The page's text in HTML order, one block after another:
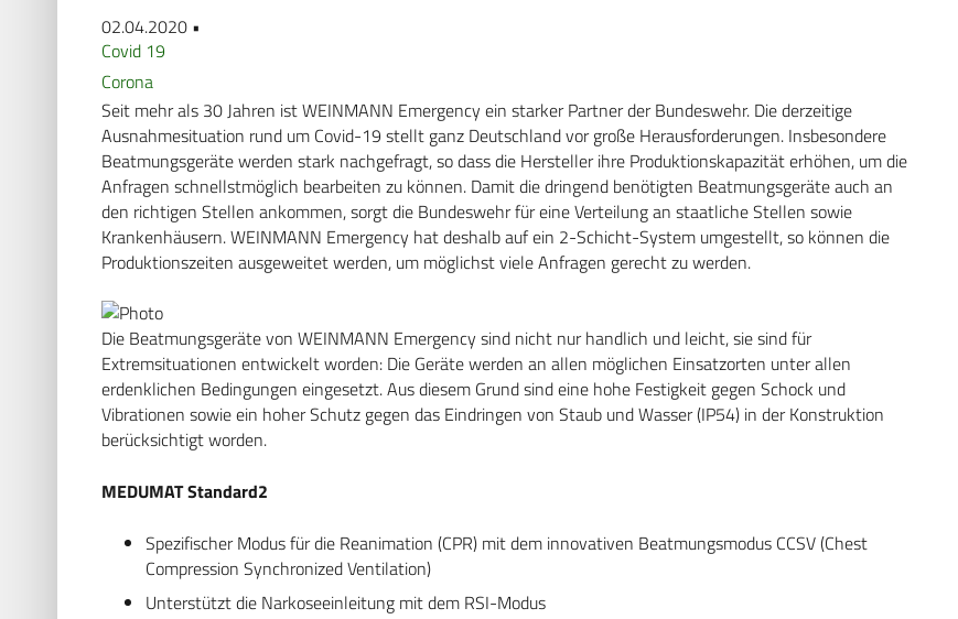
02.04.2020 •
Covid 19
Corona
Seit mehr als 30 Jahren ist WEINMANN Emergency ein starker Partner der Bundeswehr. Die derzeitige
Ausnahmesituation rund um Covid-19 stellt ganz Deutschland vor große Herausforderungen. Insbesondere
Beatmungsgeräte werden stark nachgefragt, so dass die Hersteller ihre Produktionskapazität erhöhen, um die
Anfragen schnellstmöglich bearbeiten zu können. Damit die dringend benötigten Beatmungsgeräte auch an
den richtigen Stellen ankommen, sorgt die Bundeswehr für eine Verteilung an staatliche Stellen sowie
Krankenhäusern. WEINMANN Emergency hat deshalb auf ein 2-Schicht-System umgestellt, so können die
Produktionszeiten ausgeweitet werden, um möglichst viele Anfragen gerecht zu werden.
Die Beatmungsgeräte von WEINMANN Emergency sind nicht nur handlich und leicht, sie sind für
Extremsituationen entwickelt worden: Die Geräte werden an allen möglichen Einsatzorten unter allen
erdenklichen Bedingungen eingesetzt. Aus diesem Grund sind eine hohe Festigkeit gegen Schock und
Vibrationen sowie ein hoher Schutz gegen das Eindringen von Staub und Wasser (IP54) in der Konstruktion
berücksichtigt worden.
MEDUMAT Standard2
Spezifischer Modus für die Reanimation (CPR) mit dem innovativen Beatmungsmodus CCSV (Chest
Compression Synchronized Ventilation)
Unterstützt die Narkoseeinleitung mit dem RSI-Modus